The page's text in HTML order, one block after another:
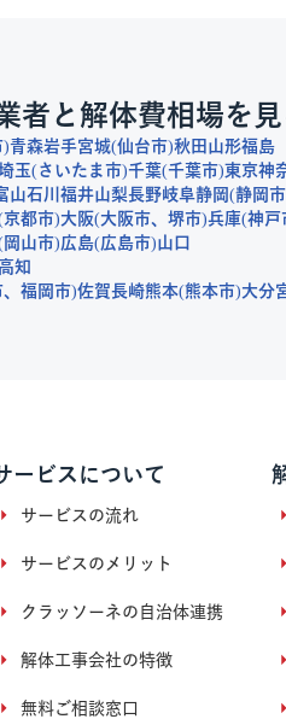
者と解体費相場を見
青森岩手宮城 仙台市 秋田 山形福島
玉 さいたま市 千葉 千葉市 東京神
山石川 福井山梨長野岐阜静岡 静岡市
京都市 大阪 大阪市 堺市 兵庫 神戸
岡山市 広島 広島市 山口
高知
福岡市 佐賀長崎熊本 熊本市 大分
ービスについて
サービスの流れ
サービスのメリット
クラッソーネの自治体連携
解体工事会社の特徴
無料ご相談窓口